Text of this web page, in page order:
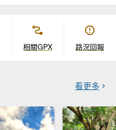
相關GPX 路況回報
看更多